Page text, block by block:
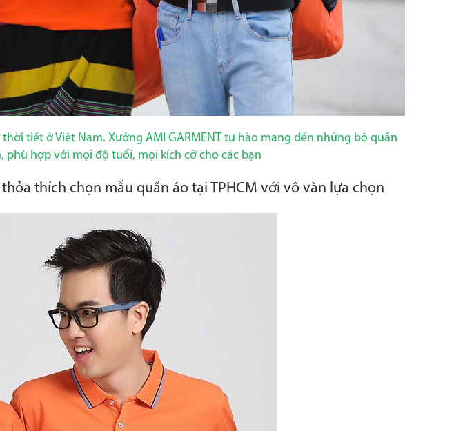
tiết ở Việt Nam. Xưởng AMI GARMENT tự hào mang đến những bộ quần
phù hợp với mọi độ tuổi, mọi kích cỡ cho các bạn
thích chọn mẫu quần áo tại TPHCM với vô vàn lựa chọn